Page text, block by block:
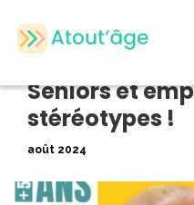
stéréotypes !
Seniors et
stéréotypes !
août 2024